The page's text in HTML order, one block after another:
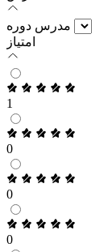
مدرس دوره
امتیاز
1
0
0
0